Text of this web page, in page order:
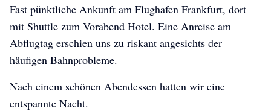
Fast pünktliche Ankunft am Flughafen Frankfurt, dort
mit Shuttle zum Vorabend Hotel. Eine Anreise am
Abflugtag erschien uns zu riskant angesichts der
häufigen Bahnprobleme.
Nach einem schönen Abendessen hatten wir eine
entspannte Nacht.